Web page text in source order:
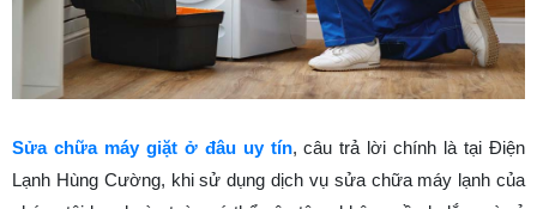
Sửa chữa máy giặt ở đâu uy tín, câu trả lời chính là tại Điện
Lạnh Hùng Cường, khi sử dụng dịch vụ sửa chữa máy lạnh của